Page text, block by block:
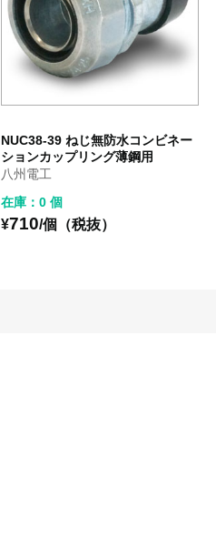
NUC38-39 ねじ無防水コンビネー
ションカップリング薄鋼用
八州電工
在庫：0 個
¥710/個（税抜）